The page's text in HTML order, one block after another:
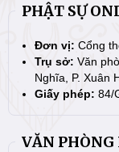
PHẬT SỰ
Đơn vị: Cổng
Trụ sở: Văn
Nghĩa, P. Xuân
Giấy phép: 84/
VĂN